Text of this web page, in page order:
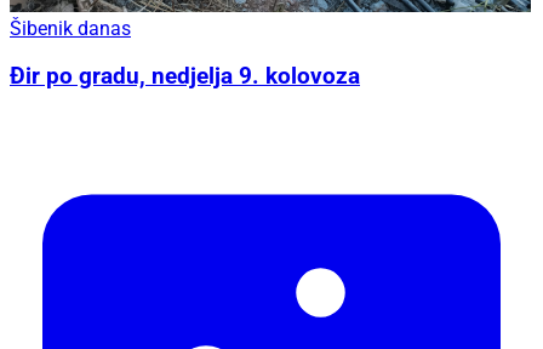
Šibenik danas
Đir po gradu, nedjelja 9. kolovoza